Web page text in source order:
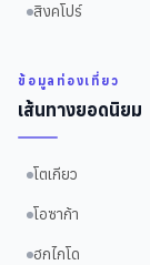
สิงคโปร์
ข้อมูลท่องเที่ยว
เส้นทางยอดนิยม
โตเกียว
โอซาก้า
ฮกไกโด